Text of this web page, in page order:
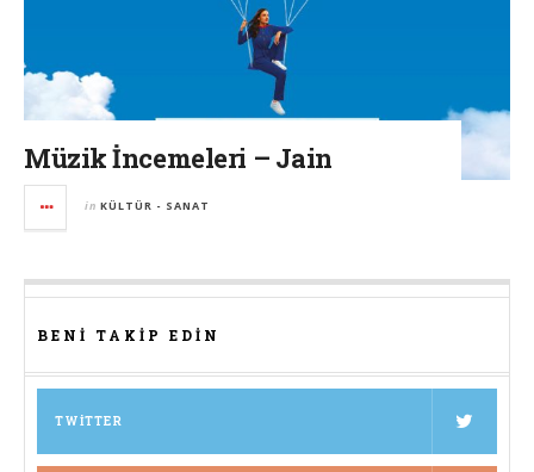
Müzik İncemeleri – Jain
in KÜLTÜR - SANAT
BENI TAKIP EDIN
TWITTER